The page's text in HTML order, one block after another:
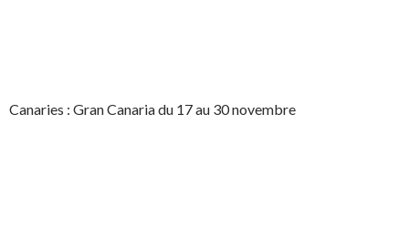
Canaries : Gran Canaria du 17 au 30 novembre